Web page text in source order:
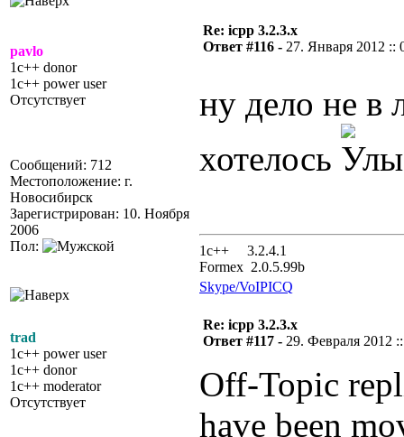
pavlo
1c++ donor
1c++ power user
Отсутствует
Сообщений: 712
Местоположение: г.
Новосибирск
Зарегистрирован: 10. Ноября
2006
Пол:
Re: icpp 3.2.3.x
Ответ #116 - 27. Января 2012 ::
ну дело не в
хотелось
1с++ 3.2.4.1
Formex 2.0.5.99b
Skype/VoIPICQ
trad
1c++ power user
1c++ donor
1c++ moderator
Отсутствует
Re: icpp 3.2.3.x
Ответ #117 - 29. Февраля 2012
Off-Topic
have been